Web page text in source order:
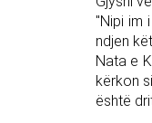
"Nipi im
ndjen
Nata e
kërkon
është